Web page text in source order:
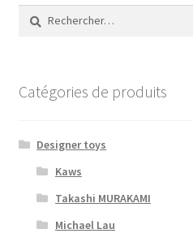
Catégories de produits
Designer toys
Kaws
Takashi MURAKAMI
Michael Lau